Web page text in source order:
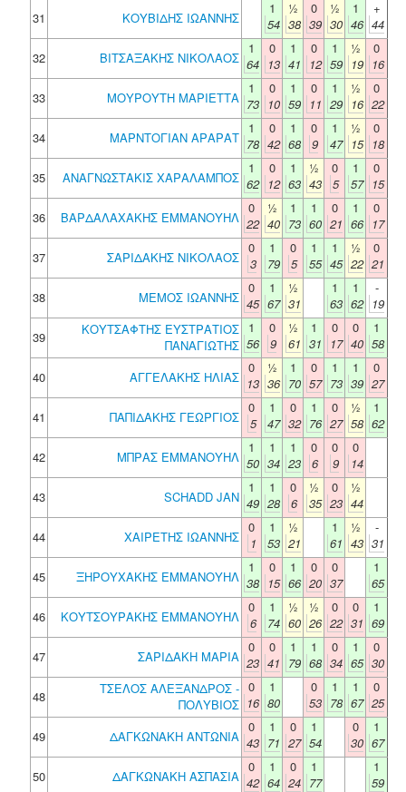
31 ΚΟΥΒΙΔΗΣ ΙΩΑΝΝΗΣ
1
54
½
38
0
39
½
30
1
46
+
44
32
ΒΙΤΣΑΞΑΚΗΣ ΝΙΚΟΛΑΟΣ
1
64
0
13
1
41
0
12
1
59
½
19
0
16
33
ΜΟΥΡΟΥΤΗ ΜΑΡΙΕΤΤΑ
1
73
0
10
1
59
0
11
1
29
½
16
0
22
34
ΜΑΡΝΤΟΓΙΑΝ ΑΡΑΡΑΤ
1
78
0
42
1
68
0
9
1
47
½
15
0
18
35
ΑΝΑΓΝΩΣΤΑΚΙΣ ΧΑΡΑΛΑΜΠΟΣ
1
62
0
12
1
63
½
43
0
5
1
57
0
15
36
ΒΑΡΔΑΛΑΧΑΚΗΣ ΕΜΜΑΝΟΥΗΛ
0
22
½
40
1
73
1
60
0
21
1
66
0
17
37
ΣΑΡΙΔΑΚΗΣ ΝΙΚΟΛΑΟΣ
0
3
1
79
0
5
1
55
1
45
½
22
0
21
38
ΜΕΜΟΣ ΙΩΑΝΝΗΣ
0
45
1
67
½
31
1
63
1
62
-
19
39
ΚΟΥΤΣΑΦΤΗΣ ΕΥΣΤΡΑΤΙΟΣ
ΠΑΝΑΓΙΩΤΗΣ
1
56
0
9
½
61
1
31
0
17
0
40
1
58
40
ΑΓΓΕΛΑΚΗΣ ΗΛΙΑΣ
0
13
½
36
1
70
0
57
1
73
1
39
0
27
41
ΠΑΠΙΔΑΚΗΣ ΓΕΩΡΓΙΟΣ
0
5
1
47
0
32
1
76
0
27
½
58
1
62
42
ΜΠΡΑΣ ΕΜΜΑΝΟΥΗΛ
1
50
1
34
1
23
0
6
0
9
0
14
43
SCHADD JAN
1
49
1
28
0
6
½
35
0
23
½
44
44
ΧΑΙΡΕΤΗΣ ΙΩΑΝΝΗΣ
0
1
1
53
½
21
1
61
½
43
-
31
45
ΞΗΡΟΥΧΑΚΗΣ ΕΜΜΑΝΟΥΗΛ
1
38
0
15
1
66
0
20
0
37
1
65
46
ΚΟΥΤΣΟΥΡΑΚΗΣ ΕΜΜΑΝΟΥΗΛ
0
6
1
74
½
60
½
26
0
22
0
31
1
69
47
ΣΑΡΙΔΑΚΗ ΜΑΡΙΑ
0
23
0
41
1
79
1
68
0
34
1
65
0
30
48
ΤΣΕΛΟΣ ΑΛΕΞΑΝΔΡΟΣ -
ΠΟΛΥΒΙΟΣ
0
16
1
80
0
53
1
78
1
67
0
25
49
ΔΑΓΚΩΝΑΚΗ ΑΝΤΩΝΙΑ
0
43
1
71
0
27
1
54
0
30
1
67
50
ΔΑΓΚΩΝΑΚΗ ΑΣΠΑΣΙΑ
0
42
1
64
0
24
1
77
1
59